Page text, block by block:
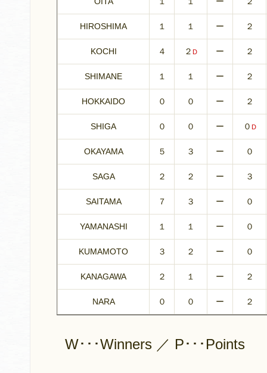
HIROSHIMA １ １ ー ２
KOCHI ４ ２ D ー ２
SHIMANE １ １ ー ２
HOKKAIDO ０ ０ ー ２
SHIGA ０ ０ ー ０ D
OKAYAMA ５ ３ ー ０
SAGA ２ ２ ー ３
SAITAMA ７ ３ ー ０
YAMANASHI １ １ ー ０
KUMAMOTO ３ ２ ー ０
KANAGAWA ２ １ ー ２
NARA ０ ０ ー ２
W･･･Winners ／ P･･･Points